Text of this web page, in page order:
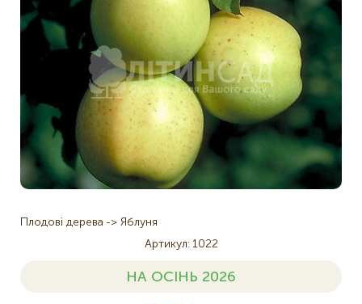
Плодові дерева
Яблуня
Артикул 1022
НА ОСІНЬ 2026